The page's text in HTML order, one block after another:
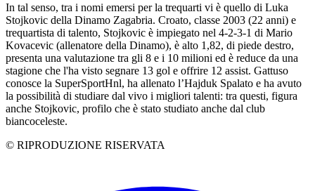
In tal senso, tra i nomi emersi per la trequarti vi è quello di Luka
Stojkovic della Dinamo Zagabria. Croato, classe 2003 (22 anni) e
trequartista di talento, Stojkovic è impiegato nel 4-2-3-1 di Mario
Kovacevic (allenatore della Dinamo), è alto 1,82, di piede destro,
presenta una valutazione tra gli 8 e i 10 milioni ed è reduce da una
stagione che l'ha visto segnare 13 gol e offrire 12 assist. Gattuso
conosce la SuperSportHnl, ha allenato l’Hajduk Spalato e ha avuto
la possibilità di studiare dal vivo i migliori talenti: tra questi, figura
anche Stojkovic, profilo che è stato studiato anche dal club
biancoceleste.
© RIPRODUZIONE RISERVATA